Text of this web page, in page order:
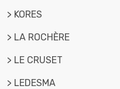
> KORES
> LA ROCHÈRE
> LE CRUSET
> LEDESMA